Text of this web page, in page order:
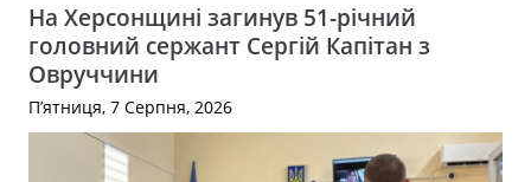
На Херсонщині загинув 51-річний
головний сержант Сергій Капітан з
Овруччини
П’ятниця, 7 Серпня, 2026